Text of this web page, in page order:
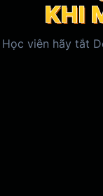
KHI
KHI
KHI
Học viên hãy tắt